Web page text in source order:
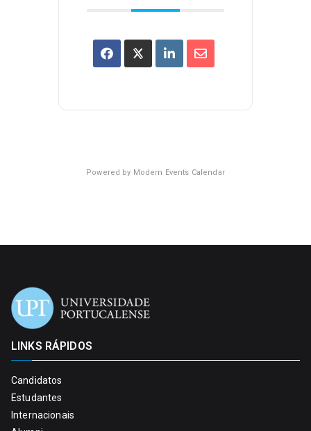
Powered by Modern Events Calendar
LINKS RÁPIDOS
Candidatos
Estudantes
Internacionais